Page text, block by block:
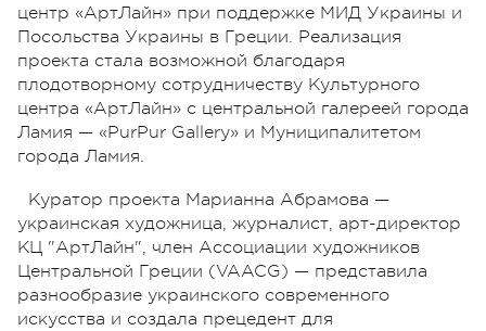
центр «АртЛайн» при поддержке МИД Украины и
Посольства Украины в Греции. Реализация
проекта стала возможной благодаря
плодотворному сотрудничеству Культурного
центра «АртЛайн» с центральной галереей города
Ламия — «PurPur Gallery» и Муниципалитетом
города Ламия.
Куратор проекта Марианна Абрамова —
украинская художница, журналист, арт-директор
КЦ "АртЛайн", член Ассоциации художников
Центральной Греции (VAACG) — представила
разнообразие украинского современного
искусства и создала прецедент для